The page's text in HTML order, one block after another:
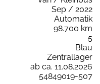
Sep / 2022
Automatik
98.700 km
5
Blau
Zentrallager
ab ca. 11.08.2026
54849019-507